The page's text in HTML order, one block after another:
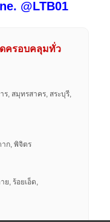
@LTB01
ครอบคลุมทั่ว
, สมุทรสาคร, สระบุรี,
าก, พิจิตร
ย, ร้อยเอ็ด,